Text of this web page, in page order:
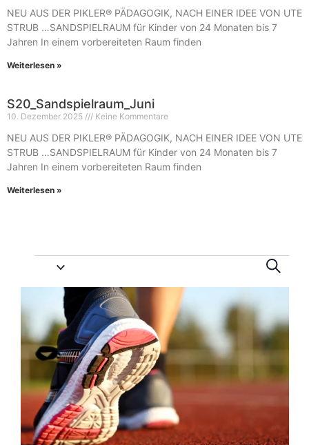
NEU AUS DER PIKLER® PÄDAGOGIK, NACH EINER IDEE VON UTE
STRUB …SANDSPIELRAUM für Kinder von 24 Monaten bis 7
Jahren In einem vorbereiteten Raum finden
Weiterlesen »
S20_Sandspielraum_Juni
10. Dezember 2025 Keine Kommentare
NEU AUS DER PIKLER® PÄDAGOGIK, NACH EINER IDEE VON UTE
STRUB …SANDSPIELRAUM für Kinder von 24 Monaten bis 7
Jahren In einem vorbereiteten Raum finden
Weiterlesen »
und
Suche
List
of
Veranstaltungen
in
Photo
View